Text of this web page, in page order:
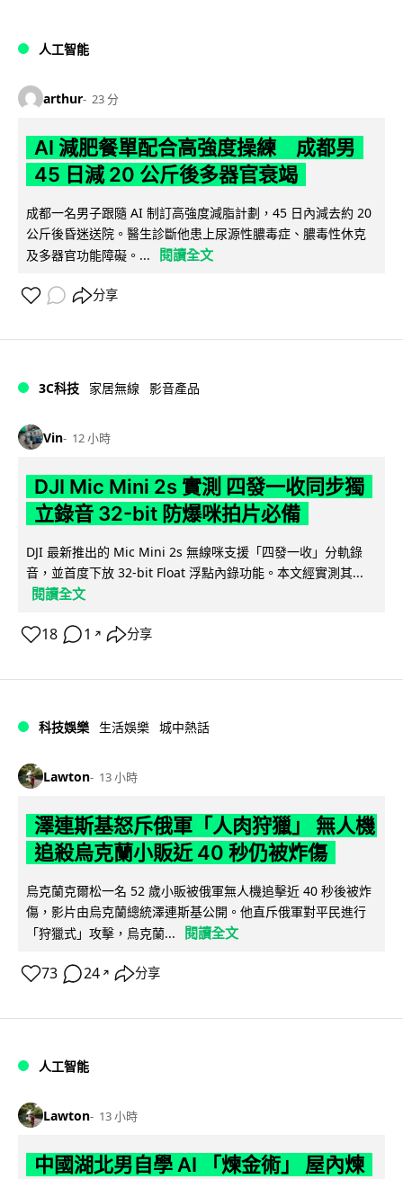
人工智能
arthur 23 分
AI 減肥餐單配合高強度操練 成都男
45 日減 20 公斤後多器官衰竭
成都一名男子跟隨 AI 制訂高強度減脂計劃，45 日內減去約 20
公斤後昏迷送院。醫生診斷他患上尿源性膿毒症、膿毒性休克
及多器官功能障礙。...
閱讀全文
分享
3C科技 家居無線 影音產品
Vin 12 小時
DJI Mic Mini 2s 實測 四發一收同步獨
立錄音 32-bit 防爆咪拍片必備
DJI 最新推出的 Mic Mini 2s 無線咪支援「四發一收」分軌錄
音，並首度下放 32-bit Float 浮點內錄功能。本文經實測其...
閱讀全文
18 1 ↗ 分享
科技娛樂 生活娛樂 城中熱話
Lawton 13 小時
澤連斯基怒斥俄軍「人肉狩獵」 無人機
追殺烏克蘭小販近 40 秒仍被炸傷
烏克蘭克爾松一名 52 歲小販被俄軍無人機追擊近 40 秒後被炸
傷，影片由烏克蘭總統澤連斯基公開。他直斥俄軍對平民進行
「狩獵式」攻擊，烏克蘭...
閱讀全文
73 24 ↗ 分享
人工智能
Lawton 13 小時
中國湖北男自學 AI 「煉金術」 屋內煉